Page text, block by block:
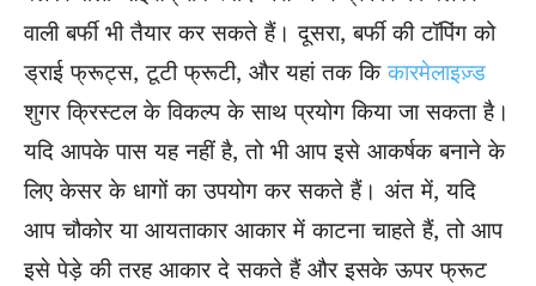
वाली बर्फी भी तैयार कर सकते हैं। दूसरा, बर्फी की टॉपिंग को
ड्राई फ्रूट्स, टूटी फ्रूटी, और यहां तक ​​किकारमेलाइज़्ड
शुगर क्रिस्टल के विकल्प के साथ प्रयोग किया जा सकता है।
यदि आपके पास यह नहीं है, तो भी आप इसे आकर्षक बनाने के
लिए केसर के धागों का उपयोग कर सकते हैं। अंत में, यदि
आप चौकोर या आयताकार आकार में काटना चाहते हैं, तो आप
इसे पेड़े की तरह आकार दे सकते हैं और इसके ऊपर फ्रूट